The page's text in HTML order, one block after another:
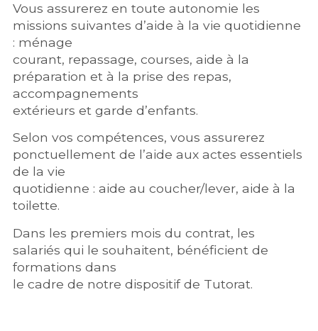
Vous assurerez en toute autonomie les
missions suivantes d’aide à la vie quotidienne
: ménage
courant, repassage, courses, aide à la
préparation et à la prise des repas,
accompagnements
extérieurs et garde d’enfants.
Selon vos compétences, vous assurerez
ponctuellement de l’aide aux actes essentiels
de la vie
quotidienne : aide au coucher/lever, aide à la
toilette.
Dans les premiers mois du contrat, les
salariés qui le souhaitent, bénéficient de
formations dans
le cadre de notre dispositif de Tutorat.